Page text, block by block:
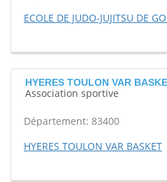
ECOLE DE JUDO-JUJITSU DE
HYERES TOULON VAR
Association sportive
Département: 83400
HYERES TOULON VAR BASKET